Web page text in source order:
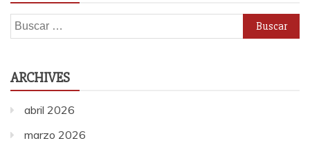
Buscar:
ARCHIVES
abril 2026
marzo 2026